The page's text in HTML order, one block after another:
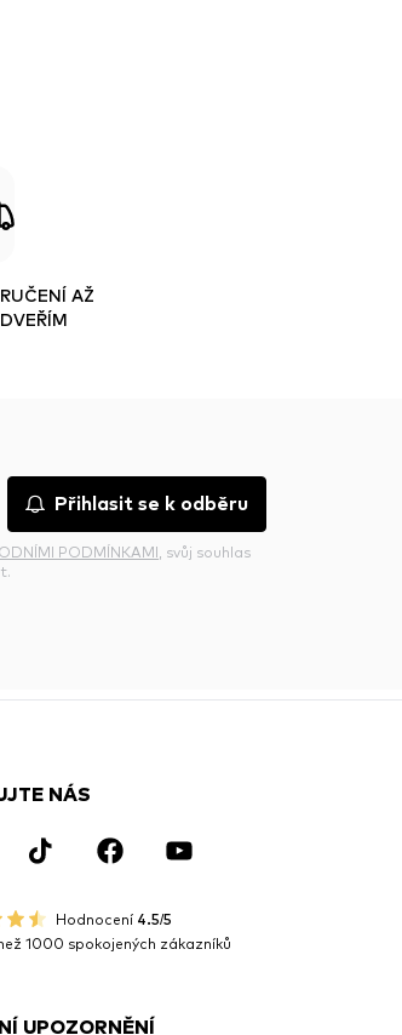
AŽ
Přihlasit se k odběru
PODMÍNKAMI , svůj souhlas
NÁS
Hodnocení 4.5/5
1000 spokojených zákazníků
UPOZORNĚNÍ